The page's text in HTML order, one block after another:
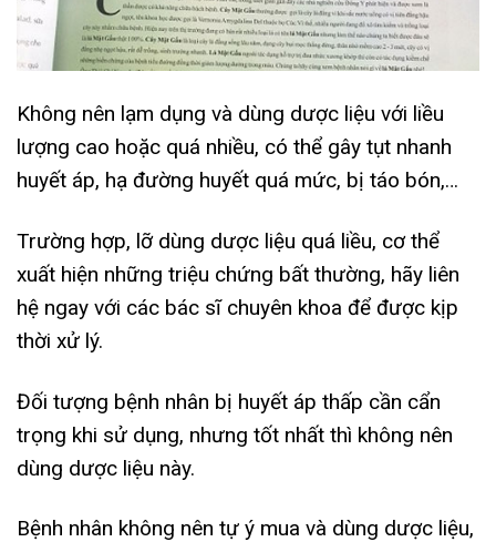
Không nên lạm dụng và dùng dược liệu với liều
lượng cao hoặc quá nhiều, có thể gây tụt nhanh
huyết áp, hạ đường huyết quá mức, bị táo bón,…
Trường hợp, lỡ dùng dược liệu quá liều, cơ thể
xuất hiện những triệu chứng bất thường, hãy liên
hệ ngay với các bác sĩ chuyên khoa để được kịp
thời xử lý.
Đối tượng bệnh nhân bị huyết áp thấp cần cẩn
trọng khi sử dụng, nhưng tốt nhất thì không nên
dùng dược liệu này.
Bệnh nhân không nên tự ý mua và dùng dược liệu,